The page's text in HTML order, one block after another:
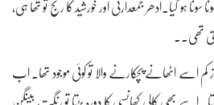
سونا ہو گیا۔ادھر جمعدارنی اور خورشید کا رنج تو تھا ہی،
تھی۔۔
اسے اٹھانے پچکارنے والا تو کوئی موجود تھا۔ اب
اسے بھی کالی کھانسی کا دورہ پڑتا تو رنگت بینگن